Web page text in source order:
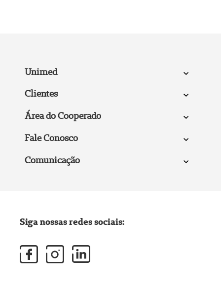
Unimed
Clientes
Área do Cooperado
Fale Conosco
Comunicação
Siga nossas redes sociais: